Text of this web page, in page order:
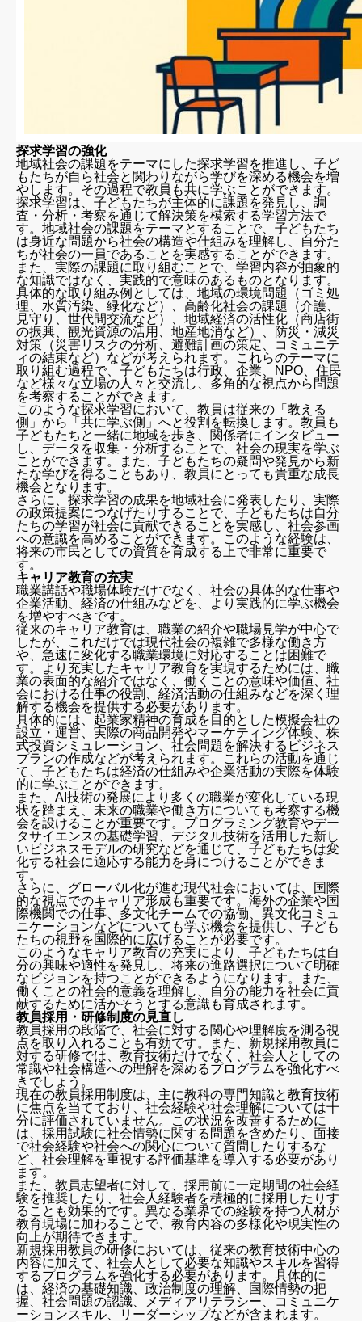
探求学習の強化
地域社会の課題をテーマにした探求学習を推進し、子ど
もたちが自ら社会と関わりながら学びを深める機会を増
やします。その過程で教員も共に学ぶことができます。
探求学習は、子どもたちが主体的に課題を発見し、調
査・分析・考察を通じて解決策を模索する学習方法で
す。地域社会の課題をテーマとすることで、子どもたち
は身近な問題から社会の構造や仕組みを理解し、自分た
ちが社会の一員であることを実感することができます。
また、実際の課題に取り組むことで、学習内容が抽象的
な知識ではなく、実践的で意味のあるものとなります。
具体的な取り組み例としては、地域の環境問題（ゴミ処
理、水質汚染、緑化など）、高齢化社会の課題（介護、
見守り、世代間交流など）、地域経済の活性化（商店街
の振興、観光資源の活用、地産地消など）、防災・減災
対策（災害リスクの分析、避難計画の策定、コミュニテ
ィの結束など）などが考えられます。これらのテーマに
取り組む過程で、子どもたちは行政、企業、NPO、住民
など様々な立場の人々と交流し、多角的な視点から問題
を考察することができます。
このような探求学習において、教員は従来の「教える
側」から「共に学ぶ側」へと役割を転換します。教員も
子どもたちと一緒に地域を歩き、関係者にインタビュー
し、データを収集・分析することで、社会の現実を学ぶ
ことができます。また、子どもたちの疑問や発見から新
たな学びを得ることもあり、教員にとっても貴重な成長
機会となります。
さらに、探求学習の成果を地域社会に発表したり、実際
の政策提案につなげたりすることで、子どもたちは自分
たちの学習が社会に貢献できることを実感し、社会参画
への意識を高めることができます。このような経験は、
将来の市民としての資質を育成する上で非常に重要で
す。
キャリア教育の充実
職業講話や職場体験だけでなく、社会の具体的な仕事や
企業活動、経済の仕組みなどを、より実践的に学ぶ機会
を増やすべきです。
従来のキャリア教育は、職業の紹介や職場見学が中心で
したが、これだけでは現代社会の複雑で多様な働き方
や、急速に変化する職業環境に対応することは困難で
す。より充実したキャリア教育を実現するためには、職
業の表面的な紹介ではなく、働くことの意味や価値、社
会における仕事の役割、経済活動の仕組みなどを深く理
解する機会を提供する必要があります。
具体的には、起業家精神の育成を目的とした模擬会社の
設立・運営、実際の商品開発やマーケティング体験、株
式投資シミュレーション、社会問題を解決するビジネス
プランの作成などが考えられます。これらの活動を通じ
て、子どもたちは経済の仕組みや企業活動の実際を体験
的に学ぶことができます。
また、AI技術の発展により多くの職業が変化している現
状を踏まえ、未来の職業や働き方についても考察する機
会を設けることが重要です。プログラミング教育やデー
タサイエンスの基礎学習、デジタル技術を活用した新し
いビジネスモデルの研究などを通じて、子どもたちは変
化する社会に適応する能力を身につけることができま
す。
さらに、グローバル化が進む現代社会においては、国際
的な視点でのキャリア形成も重要です。海外の企業や国
際機関での仕事、多文化チームでの協働、異文化コミュ
ニケーションなどについても学ぶ機会を提供し、子ども
たちの視野を国際的に広げることが必要です。
このようなキャリア教育の充実により、子どもたちは自
分の興味や適性を発見し、将来の進路選択について明確
なビジョンを持つことができるようになります。また、
働くことの社会的意義を理解し、自分の能力を社会に貢
献するために活かそうとする意識も育成されます。
教員採用・研修制度の見直し
教員採用の段階で、社会に対する関心や理解度を測る視
点を取り入れることも有効です。また、新規採用教員に
対する研修では、教育技術だけでなく、社会人としての
常識や社会構造への理解を深めるプログラムを強化すべ
きでしょう。
現在の教員採用制度は、主に教科の専門知識と教育技術
に焦点を当てており、社会経験や社会理解については十
分に評価されていません。この状況を改善するために
は、採用試験に社会情勢に関する問題を含めたり、面接
で社会経験や社会への関心について質問したりするな
ど、社会理解を重視する評価基準を導入する必要があり
ます。
また、教員志望者に対して、採用前に一定期間の社会経
験を推奨したり、社会人経験者を積極的に採用したりす
ることも効果的です。異なる業界での経験を持つ人材が
教育現場に加わることで、教育内容の多様化や現実性の
向上が期待できます。
新規採用教員の研修においては、従来の教育技術中心の
内容に加えて、社会人として必要な知識やスキルを習得
するプログラムを強化する必要があります。具体的に
は、経済の基礎知識、政治制度の理解、国際情勢の把
握、社会問題の認識、メディアリテラシー、コミュニケ
ーションスキル、リーダーシップなどが含まれます。
教員の「世間知らず」を克服し、未来を拓く教育へ
解決策：教師の「学び直し」と社会との接続
社会人としての「学び直し」の義務化と支援
企業研修・インターンシップ
社会人との交流機会の創出
教育カリキュラムへの「社会」の積極的導入
探求学習の強化
キャリア教育の充実
教員採用・研修制度の見直し
教員の非常識 まとめ